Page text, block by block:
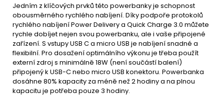
Jedním z klíčových prvků této powerbanky je schopnost
obousměrného rychlého nabíjení. Díky podpoře protokolů
rychlého nabíjení Power Delivery a Quick Charge 3.0 můžete
rychle dobíjet nejen svou powerbanku, ale i vaše připojené
zařízení. S vstupy USB C a micro USB je nabíjení snadné a
flexibilní. Pro dosažení optimálního výkonu je třeba použít
externí zdroj s minimálně 18W (není součástí balení)
připojený k USB-C nebo micro USB konektoru. Powerbanka
dosáhne 80% kapacity za méně než 2 hodiny a na plnou
kapacitu je potřeba pouze 3 hodiny.